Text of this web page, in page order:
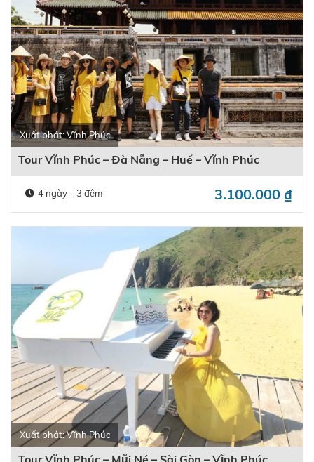
Xuất phát: Vĩnh Phúc
Tour Vĩnh Phúc – Đà Nẵng – Huế – Vĩnh Phúc
3.100.000 ₫
4 ngày – 3 đêm
Xuất phát: Vĩnh Phúc
Tour Vĩnh Phúc – Mũi Né – Sài Gòn – Vĩnh Phúc